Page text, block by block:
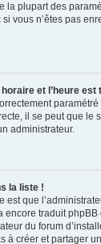
la plupart des
vous n’êtes pas
et l’heure
il se peut que le
administrateur.
la liste !
est que
encore traduit
du forum
à créer et partager